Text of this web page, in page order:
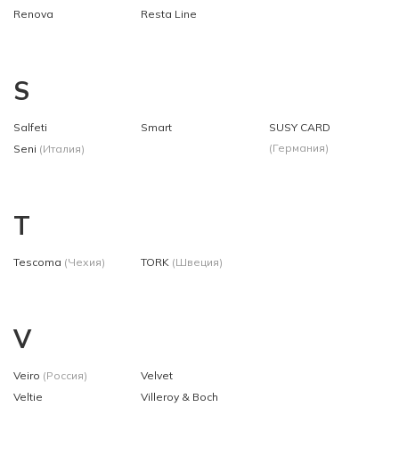
Renova
Resta Line
S
Salfeti
Seni (Италия)
Smart
SUSY CARD
(Германия)
T
Tescoma (Чехия) TORK (Швеция)
V
Veiro (Россия)
Veltie
Velvet
Villeroy & Boch